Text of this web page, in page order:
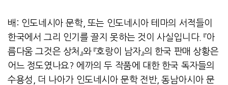
배 : 인도네시아 문학, 또는 인도네시아 테마의 서적들이
한국에서 그리 인기를 끌지 못하는 것이 사실입니다.『아
름다움 그것은 상처』와 『호랑이 남자』의 한국 판매 상황은
어느 정도였나요? 에까의 두 작품에 대한 한국 독자들의
수용성
더 나아가 인도네시아 문학 전반,동남아시아 문